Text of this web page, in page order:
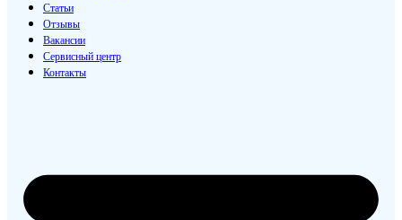
Статьи
Отзывы
Вакансии
Сервисный центр
Контакты